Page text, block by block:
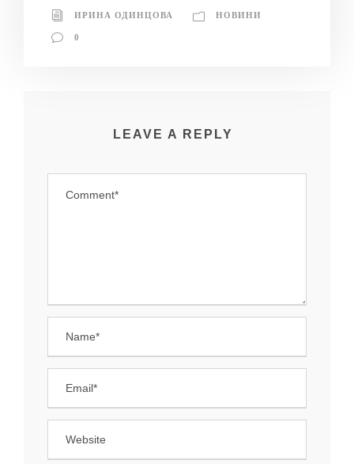
ИРИНА ОДИНЦОВА НОВИНИ
0
LEAVE A REPLY